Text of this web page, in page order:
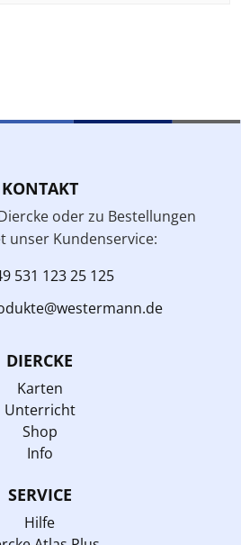
KONTAKT
oder zu Bestellungen
unser Kundenservice:
531 123 25 125
DIERCKE
Karten
Unterricht
Shop
Info
SERVICE
Hilfe